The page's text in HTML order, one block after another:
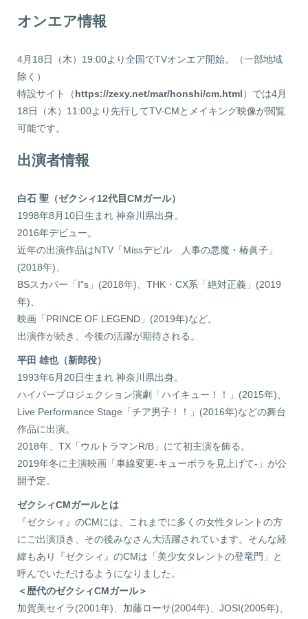
オンエア情報
4月18日（木）19:00より全国でTVオンエア開始。（一部地域
除く）
特設サイト（https://zexy.net/mar/honshi/cm.html）では4月
18日（木）11:00より先行してTV-CMとメイキング映像が閲覧
可能です。
出演者情報
白石 聖（ゼクシィ12代目CMガール）
1998年8月10日生まれ 神奈川県出身。
2016年デビュー。
近年の出演作品はNTV「Missデビル 人事の悪魔・椿眞子」
(2018年)、
BSスカパー「I"s」(2018年)、THK・CX系「絶対正義」(2019
年)、
映画「PRINCE OF LEGEND」(2019年)など。
出演作が続き、今後の活躍が期待される。
平田 雄也（新郎役）
1993年6月20日生まれ 神奈川県出身。
ハイパープロジェクション演劇「ハイキュー！！」(2015年)、
Live Performance Stage「チア男子！！」(2016年)などの舞台
作品に出演。
2018年、TX「ウルトラマンR/B」にて初主演を飾る。
2019年冬に主演映画「車線変更-キューポラを見上げて-」が公
開予定。
ゼクシィCMガールとは
『ゼクシィ』のCMには、これまでに多くの女性タレントの方
にご出演頂き、その後みなさん大活躍されています。そんな経
緯もあり『ゼクシィ』のCMは「美少女タレントの登竜門」と
呼んでいただけるようになりました。
＜歴代のゼクシィCMガール＞
加賀美セイラ(2001年)、加藤ローサ(2004年)、JOSI(2005年)、